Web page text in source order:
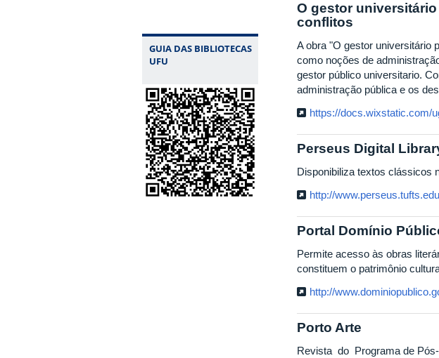
GUIA DAS BIBLIOTECAS
UFU
O gestor
conflitos
A obra "O gestor universitário
como noções de
gestor público universitario.
administração pública e os
https://docs.wixstatic.com/
Perseus Digital
Disponibiliza textos clássicos
http://
Portal Domínio
Permite acesso às obras
constituem o patrimônio
http://
Porto Arte
Revista do Programa de